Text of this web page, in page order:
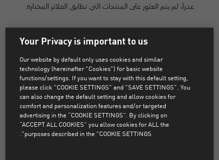
عذراً، لم يتم العثور على المنتجات التي تطابق الفلاتر المختارة.
مسح كل عوامل التصفية
MATCHING CATEGORIES
بدلة رياضية للرجال
شورت للركض للرجال
بناطيل ضيقة ولجينجز وسراويل
للرجال
Your Privacy is important to us
Our website by default only uses cookies and similar
technology (hereinafter "Cookies") for basic website
functions/settings. If you want to stay with this default setting,
please click "COOKIE SETTINGS" and "SAVE SETTINGS". You
can also change the default setting and allow cookies for
comfort and personalization features and/or targeted
advertising in the “COOKIE SETTINGS”. By clicking on
“ACCEPT ALL COOKIES” you allow cookies for ALL the
purposes described in the "COOKIE SETTINGS".